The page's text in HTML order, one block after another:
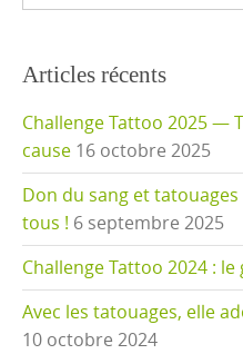
Articles récents
Challenge Tattoo 2025 —
cause 16 octobre 2025
Don du sang et
tous ! 6 septembre 2025
Challenge Tattoo 2024 : le
Avec les tatouages, elle
10 octobre 2024